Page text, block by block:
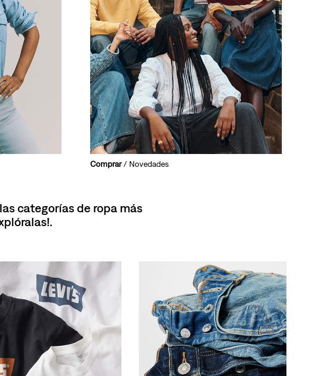
Comprar/ Novedades
categorías de ropa más